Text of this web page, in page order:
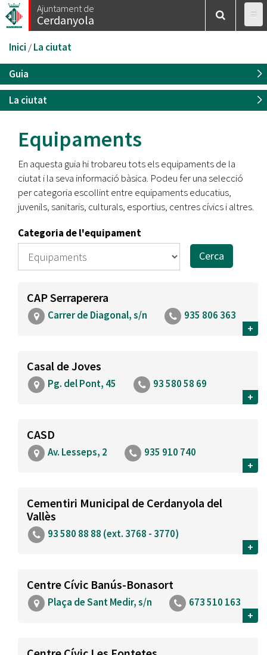
Vés
al
Ajuntament de
Cerdanyola
Esteu
aquí
Inici /La ciutat
Guia
La ciutat
Equipaments
En aquesta guia hi trobareu tots els equipaments de la
ciutat i la seva informació bàsica. Podeu fer una selecció
per categoria escollint entre equipaments educatius,
juvenils, sanitaris, culturals, esportius, centres cívics i altres.
Categoria de l'equipament
Cerca
CAP Serraperera
Carrer de Diagonal, s/n
935 806 363
+
Casal de Joves
Pg. del Pont, 45
93 580 58 69
+
CASD
Av. Lesseps, 2
935 910 740
+
Cementiri Municipal de Cerdanyola del
Vallès
93 580 88 88 (ext. 3768 - 3770)
+
Centre Cívic Banús-Bonasort
Plaça de Sant Medir, s/n
673 510 163
+